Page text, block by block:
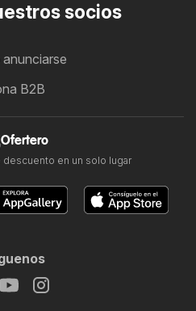
socios
B2B
Ofertero
en un solo lugar